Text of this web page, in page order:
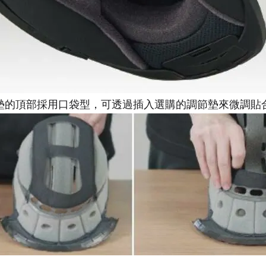
的頂部採用口袋型，可透過插入選購的調節墊來微調貼